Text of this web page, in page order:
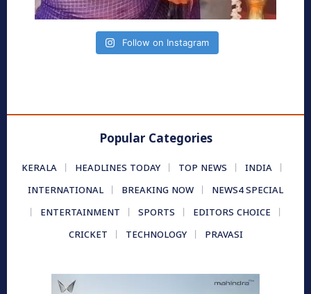
Follow on Instagram
Popular Categories
KERALA HEADLINES TODAY TOP NEWS
INDIA
INTERNATIONAL
BREAKING NOW
NEWS4 SPECIAL
ENTERTAINMENT
SPORTS
EDITORS CHOICE
CRICKET
TECHNOLOGY PRAVASI